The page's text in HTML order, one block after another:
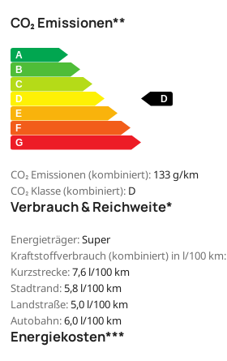
CO₂ Emissionen**
CO₂ Emissionen (kombiniert): 133 g/km
CO₂ Klasse (kombiniert): D
Verbrauch & Reichweite*
Energieträger:Super
Kraftstoffverbrauch (kombiniert) in l/100 km:
Kurzstrecke:7,6 l/100 km
Stadtrand:5,8 l/100 km
Landstraße:5,0 l/100 km
Autobahn:6,0 l/100 km
Energiekosten***